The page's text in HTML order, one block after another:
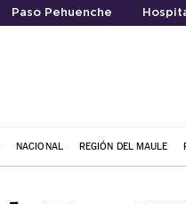
Paso Pehuenche
NACIONAL REGIÓN DEL MAULE